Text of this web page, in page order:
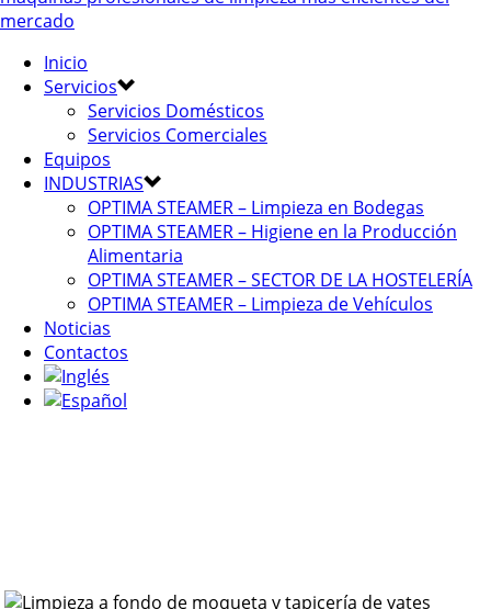
Inicio
Servicios
Servicios Domésticos
Servicios Comerciales
Equipos
INDUSTRIAS
OPTIMA STEAMER – Limpieza en Bodegas
OPTIMA STEAMER – Higiene en la Producción
Alimentaria
OPTIMA STEAMER – SECTOR DE LA HOSTELERÍA
OPTIMA STEAMER – Limpieza de Vehículos
Noticias
Contactos